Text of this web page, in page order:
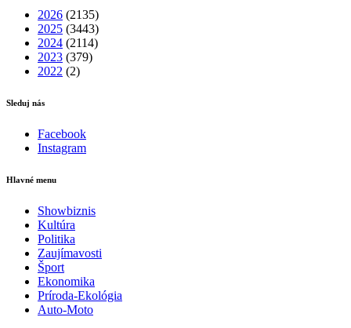
2026 (2135)
2025 (3443)
2024 (2114)
2023 (379)
2022 (2)
Sleduj nás
Facebook
Instagram
Hlavné menu
Showbiznis
Kultúra
Politika
Zaujímavosti
Šport
Ekonomika
Príroda-Ekológia
Auto-Moto